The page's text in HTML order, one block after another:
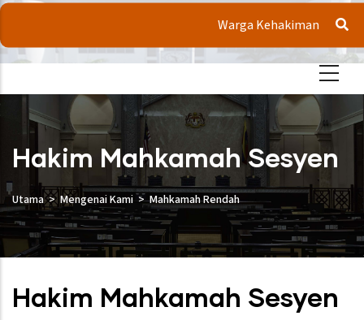
Warga Kehakiman
Hakim Mahkamah Sesyen
Utama Mengenai Kami Mahkamah Rendah
Hakim Mahkamah Sesyen